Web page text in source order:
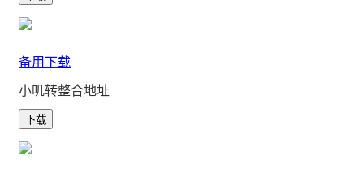
备用下载
小叽转整合地址
下载